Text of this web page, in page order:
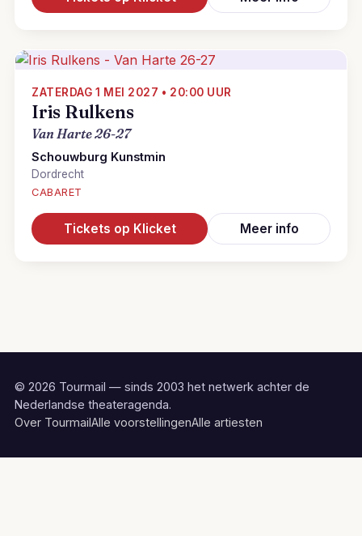
ZATERDAG 1 MEI 2027 • 20:00 UUR
Iris Rulkens
Van Harte 26-27
Schouwburg Kunstmin
Dordrecht
CABARET
Tickets op Klicket Meer info
© 2026 Tourmail — sinds 2003 het netwerk achter de
Nederlandse theateragenda.
Over TourmailAlle voorstellingenAlle artiesten